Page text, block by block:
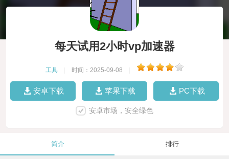
每天试用2小时vp加速器
工具 时间：2025-09-08
安卓下载 苹果下载 PC下载
安卓市场，安全绿色
简介 排行